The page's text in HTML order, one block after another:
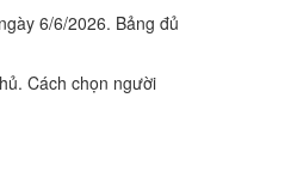
6/6/2026. Bảng đủ
Cách chọn người